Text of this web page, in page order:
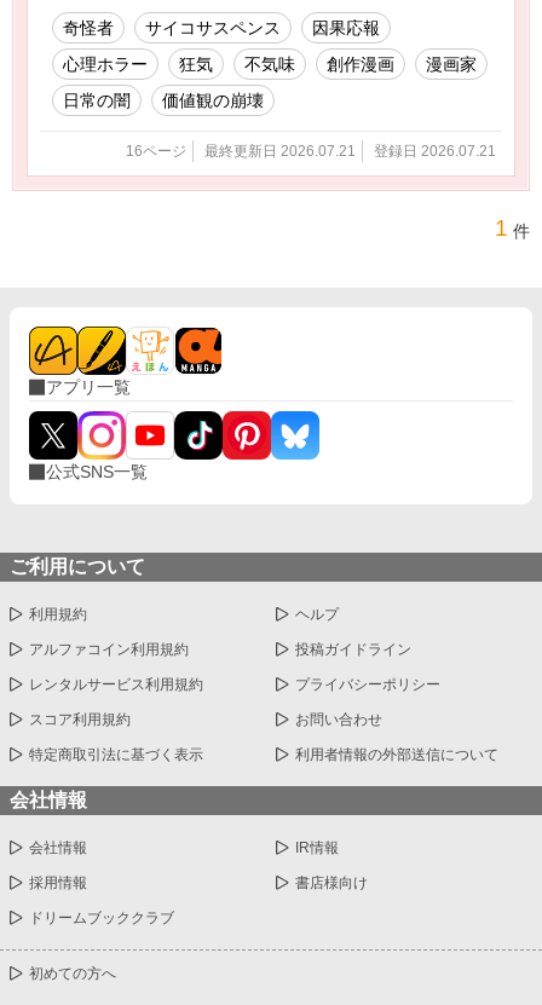
話では、編集者失踪の噂をきっかけに、主人公
の周囲で小さな違和感が積み重なり、やがて形
を成していく。 笑顔の奥に潜む狂気。 血走った
眼が語る本音。 「面白ければ何でもいい」とい
う危うい価値観。 派手な恐怖ではなく、淡々と
滲む不気味さを描く創作系サイコサスペンス。
静かに狂気が広がる世界の扉がここから開く。
奇怪者 サイコサスペンス
因果応報
心理ホラー
狂気 不気味 創作漫画
漫画家
日常の闇
価値観の崩壊
16ページ 最終更新日 2026.07.21 登録日 2026.07.21
1 件
アプリ一覧
公式SNS一覧
ご利用について
利用規約 ヘルプ
アルファコイン利用規約 投稿ガイドライン
レンタルサービス利用規約 プライバシーポリシー
スコア利用規約 お問い合わせ
特定商取引法に基づく表示 利用者情報の外部送信について
会社情報
会社情報 IR情報
採用情報 書店様向け
ドリームブッククラブ
初めての方へ